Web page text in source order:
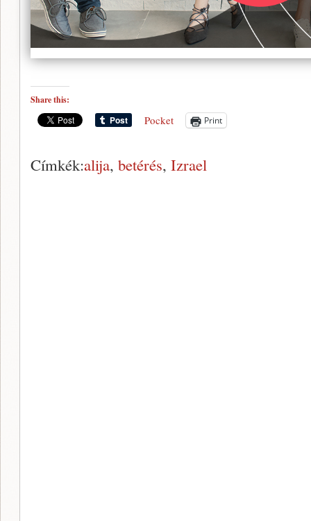
Share this:
Pocket Print
Címkék:alija, betérés, Izrael